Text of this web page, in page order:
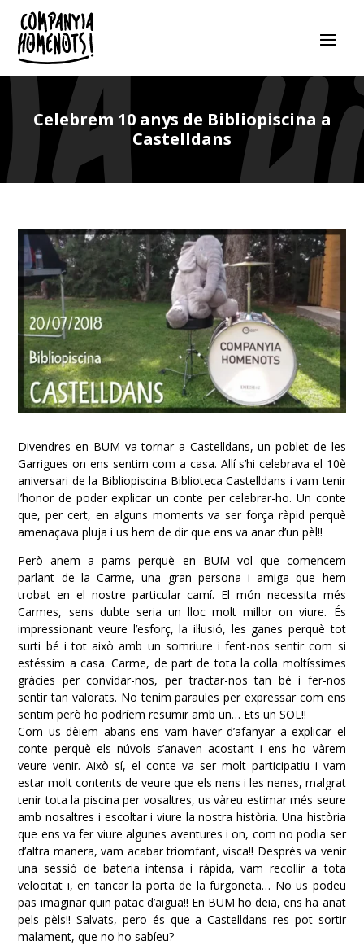
Celebrem 10 anys de Bibliopiscina a
Castelldans
Divendres en BUM va tornar a Castelldans, un poblet de les
Garrigues on ens sentim com a casa. Allí s’hi celebrava el 10è
aniversari de la Bibliopiscina Biblioteca Castelldans i vam tenir
l’honor de poder explicar un conte per celebrar-ho. Un conte
que, per cert, en alguns moments va ser força ràpid perquè
amenaçava pluja i us hem de dir que ens va anar d’un pèl!!
Però anem a pams perquè en BUM vol que comencem
parlant de la Carme, una gran persona i amiga que hem
trobat enel nostre particular camí. El món necessita més
Carmes, sens dubte seria un lloc molt millor on viure. És
impressionant veure l’esforç, la il·lusió, les ganes perquè tot
surti bé i tot això amb un somriure i fent-nos sentir com si
estéssim a casa. Carme, de part de tota la colla moltíssimes
gràcies per convidar-nos, per tractar-nos tan bé i fer-nos
sentir tan valorats. No tenim paraules per expressar com ens
sentim però ho podríem resumir amb un… Ets un SOL!!
Com us dèiem abans ens vam haver d’afanyar a explicar el
conte perquè els núvols s’anaven acostant i ens ho vàrem
veure venir. Això sí, el conte va ser molt participatiu i vam
estar molt contents de veure que els nens i les nenes, malgrat
tenir tota la piscina per vosaltres, us vàreu estimar més seure
amb nosaltres i escoltar i viure la nostra història. Una història
que ens va fer viure algunes aventures i on, com no podia ser
d’altra manera, vam acabar triomfant, visca!! Després va venir
una sessió de bateria intensa i ràpida, vam recollir a tota
velocitat i, en tancar la porta de la furgoneta… No us podeu
pas imaginar quin patac d’aigua!! En BUM ho deia, ens ha anat
pels pèls!! Salvats, pero és que a Castelldans res pot sortir
malament, que no ho sabíeu?